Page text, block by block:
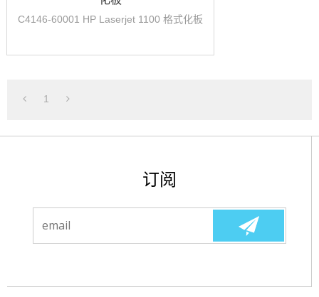
C4146-60001 HP Laserjet 1100 格式化板
1
订阅